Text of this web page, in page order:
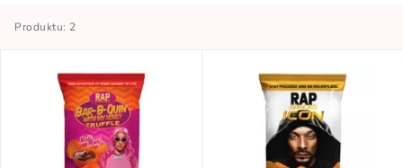
Produktu: 2